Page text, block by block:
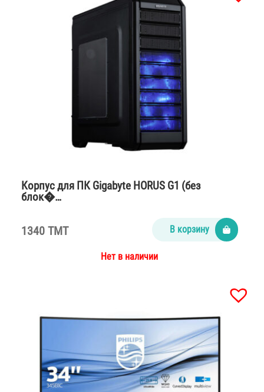
Корпус для ПК Gigabyte HORUS G1 (без
блок�…
1340 TMT В корзину
Нет в наличии